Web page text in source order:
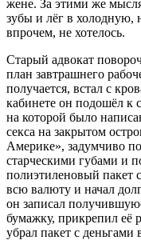
жене. За этими же
зубы и лёг в холодную,
впрочем, не хотелось.
Старый адвокат
план завтрашнего
получается, встал с
кабинете он подошёл к
на которой было
секса на закрытом
Америке», задумчиво
старческими губами и
полиэтиленовый пакет
всю валюту и начал
он записал
бумажку, прикрепил её
убрал пакет с деньгами